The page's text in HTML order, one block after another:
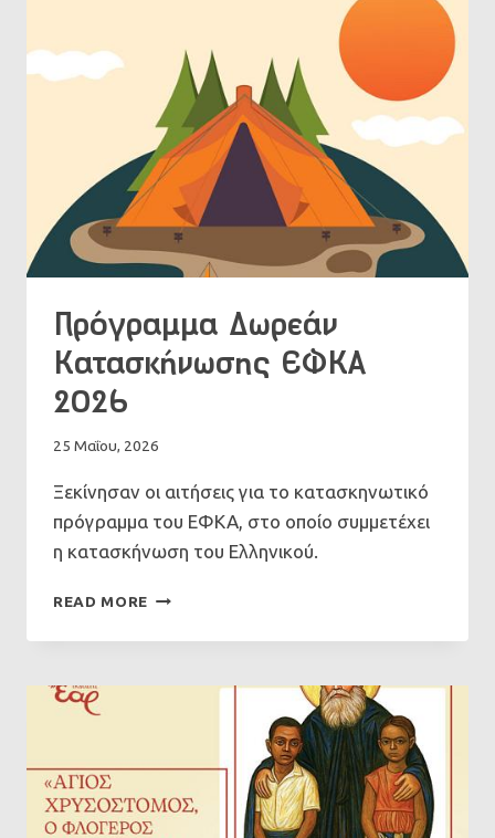
Πρόγραμμα Δωρεάν
Κατασκήνωσης ΕΦΚΑ
2026
25 Μαΐου, 2026
Ξεκίνησαν οι αιτήσεις για το κατασκηνωτικό
πρόγραμμα του ΕΦΚΑ, στο οποίο συμμετέχει
η κατασκήνωση του Ελληνικού.
READ MORE ΠΡΌΓΡΑΜΜΑ
ΚΑΤΑΣΚΉΝΩΣΗΣ
2026